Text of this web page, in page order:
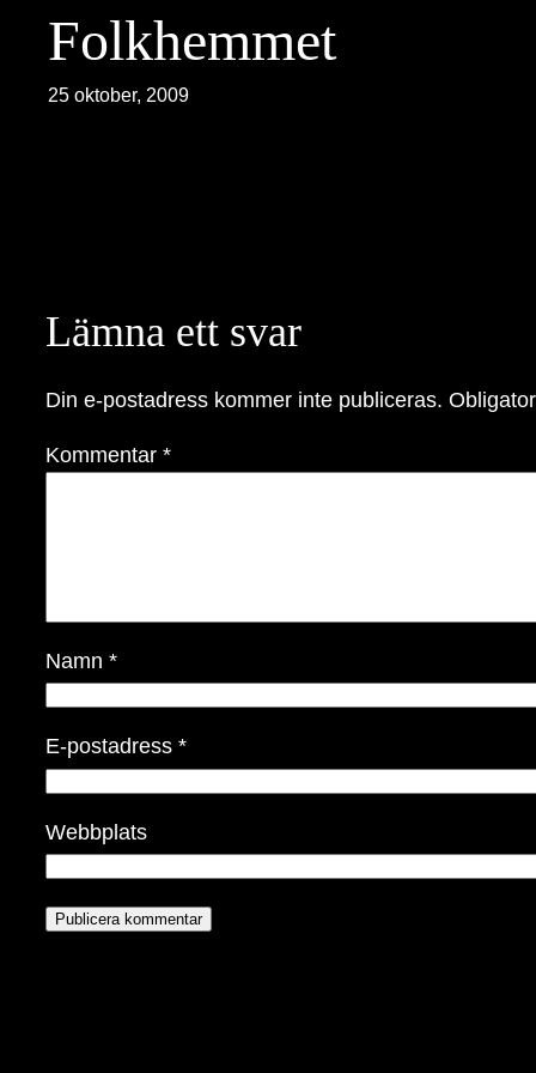
Folkhemmet
25 oktober, 2009
Lämna ett svar
Din e-postadress kommer inte publiceras.
Kommentar *
Namn *
E-postadress *
Webbplats